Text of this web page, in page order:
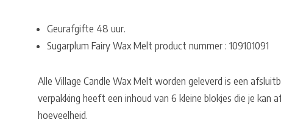
Geurafgifte 48 uur.
Sugarplum Fairy Wax Melt product nummer : 109101091
Alle Village Candle Wax Melt worden geleverd is een
verpakking heeft een inhoud van 6 kleine blokjes die je kan
hoeveelheid.